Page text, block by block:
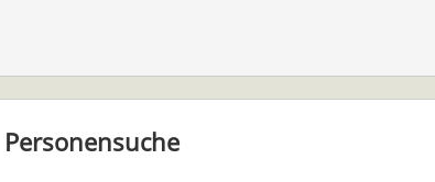
Personensuche